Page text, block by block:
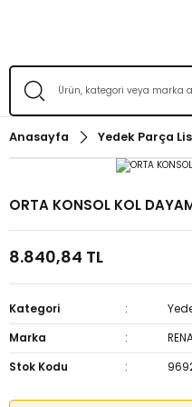
Anasayfa Yedek Parça
ORTA KONSOL KOL
8.840,84 TL
Kategori
Marka
Stok Kodu